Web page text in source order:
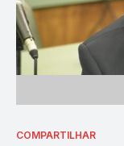
COMPARTILHAR